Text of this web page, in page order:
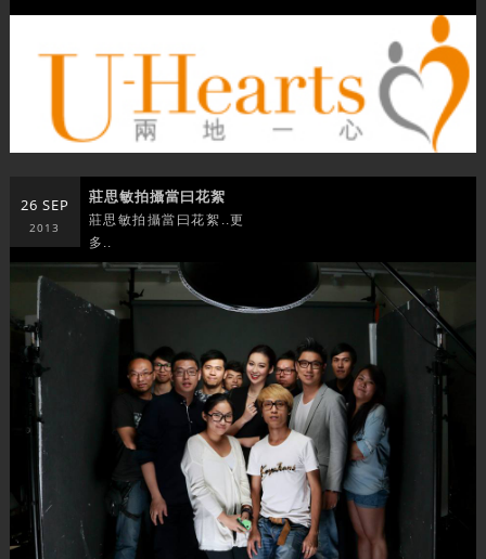
26 SEP
2013
莊思敏拍攝當曰花絮
莊思敏拍攝當曰花絮..更
多..